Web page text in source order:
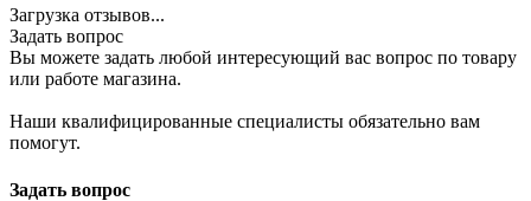
Загрузка отзывов...
Задать вопрос
Вы можете задать любой интересующий вас вопрос по товару
или работе магазина.
Наши квалифицированные специалисты обязательно вам
помогут.
Задать вопрос